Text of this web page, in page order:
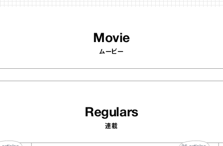
Movie
ムービー
Regulars
連載